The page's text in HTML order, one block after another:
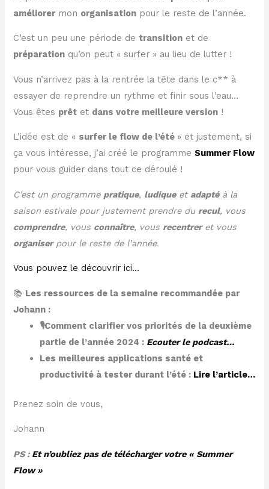
améliorermon organisation pour le reste de l’année.
C’est un peu une période de transition et de
préparation qu’on peut « surfer » au lieu de lutter !
Vous n’arrivez pas à la rentrée la tête dans le c** à
essayer de reprendre un rythme et finir sous l’eau…
Vous êtes prêt et dans votre meilleure version !
L’idée est de « surfer le flow de l’été » et justement, si
ça vous intéresse, j’ai créé le programmeSummer Flow
pour vous guider dans tout ce déroulé !
C’est un programme pratique, ludiqueet adaptéà la
saison estivale pour justement prendre du recul, vous
comprendre, vous connaître, vous recentreret vous
organiserpour le reste de l’année.
​Vous pouvez le découvrir ici…​
📚 Les ressources de la semaine recommandée par
Johann :
🎙️Comment clarifier vos priorités de la deuxième
partie de l’année 2024 : Ecouter le podcast…
Les meilleures applications santé et
productivité à tester durant l’été : Lire l’article…
Prenez soin de vous,
Johann
PS : Et n’oubliez pas de télécharger votre « Summer
Flow »